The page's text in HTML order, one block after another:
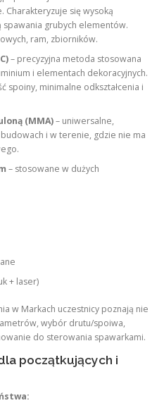
się wysoką
grubych elementów.
ram, zbiorników.
– precyzyjna metoda stosowana
i elementach dekoracyjnych.
spoiny, minimalne odkształcenia i
(MMA)– uniwersalne,
i w terenie, gdzie nie ma
– stosowane w dużych
+ laser)
w Markach uczestnicy poznają nie
wybór drutu/spoiwa,
do sterowania spawarkami.
początkujących i